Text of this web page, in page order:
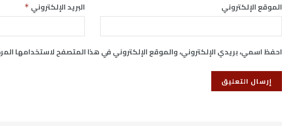
البريد الإلكتروني * الموقع الإلكتروني
احفظ اسمي، بريدي الإلكتروني، والموقع الإلكتروني في هذا المتصفح لاستخدامها